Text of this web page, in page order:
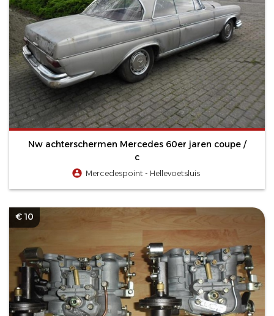
Nw achterschermen Mercedes 60er jaren coupe /
c
Mercedespoint - Hellevoetsluis
€ 10